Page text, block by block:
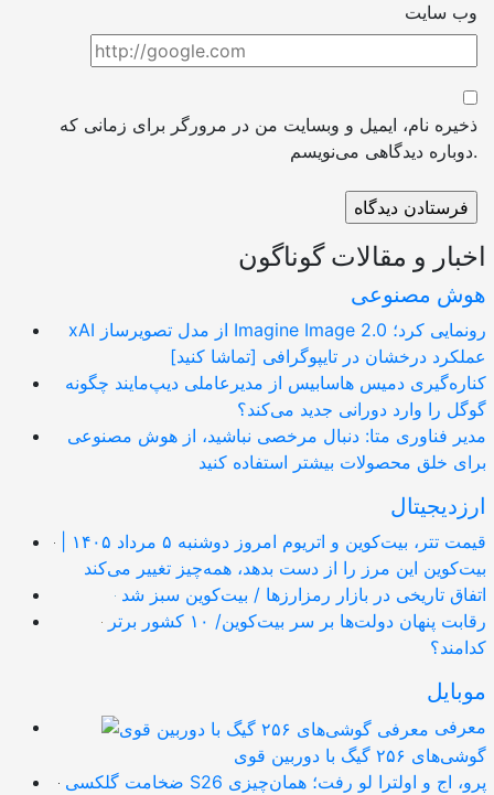
وب سایت
ذخیره نام، ایمیل و وبسایت من در مرورگر برای زمانی که
دوباره دیدگاهی می‌نویسم.
اخبار و مقالات گوناگون
هوش مصنوعی
xAI از مدل تصویرساز Imagine Image 2.0 رونمایی کرد؛
عملکرد درخشان در تایپوگرافی [تماشا کنید]
کناره‌گیری دمیس هاسابیس از مدیرعاملی دیپ‌مایند چگونه
گوگل را وارد دورانی جدید می‌کند؟
مدیر فناوری متا: دنبال مرخصی نباشید، از هوش مصنوعی
برای خلق محصولات بیشتر استفاده کنید
ارزدیجیتال
بیت‌کوین این مرز را از دست بدهد، همه‌چیز تغییر می‌کند
اتفاق تاریخی در بازار رمزارزها / بیت‌کوین سبز شد
رقابت پنهان دولت‌ها بر سر بیت‌کوین/ ۱۰ کشور برتر
کدامند؟
موبایل
معرفی
گوشی‌های ۲۵۶ گیگ با دوربین قوی
ضخامت گلکسی S26 پرو، اج و اولترا لو رفت؛ همان‌چیزی